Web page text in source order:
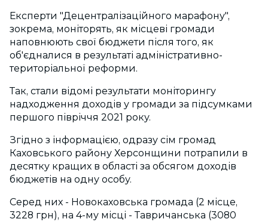
Експерти "Децентралізаційного марафону",
зокрема, моніторять, як місцеві громади
наповнюють свої бюджети після того, як
об'єдналися в результаті адміністративно-
територіальної реформи.
Так, стали відомі результати моніторингу
надходження доходів у громади за підсумками
першого півріччя 2021 року.
Згідно з інформацією, одразу сім громад
Каховського району Херсонщини потрапили в
десятку кращих в області за обсягом доходів
бюджетів на одну особу.
Серед них - Новокаховська громада (2 місце,
3228 грн), на 4-му місці - Тавричанська (3080